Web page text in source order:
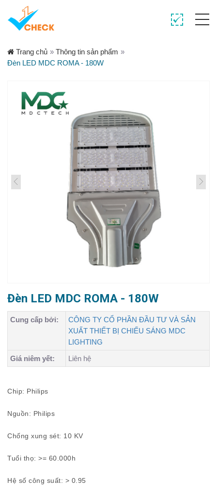
Trang chủ » Thông tin sản phẩm »
Đèn LED MDC ROMA - 180W
Đèn LED MDC ROMA - 180W
Cung cấp bởi:
CÔNG TY CỔ PHẦN ĐẦU TƯ VÀ SẢN
XUẤT THIẾT BỊ CHIẾU SÁNG MDC
LIGHTING
Giá niêm yết:
Liên hệ
Chip: Philips
Nguồn: Philips
Chống xung sét: 10 KV
Tuổi thọ: >= 60.000h
Hệ số công suất: > 0.95